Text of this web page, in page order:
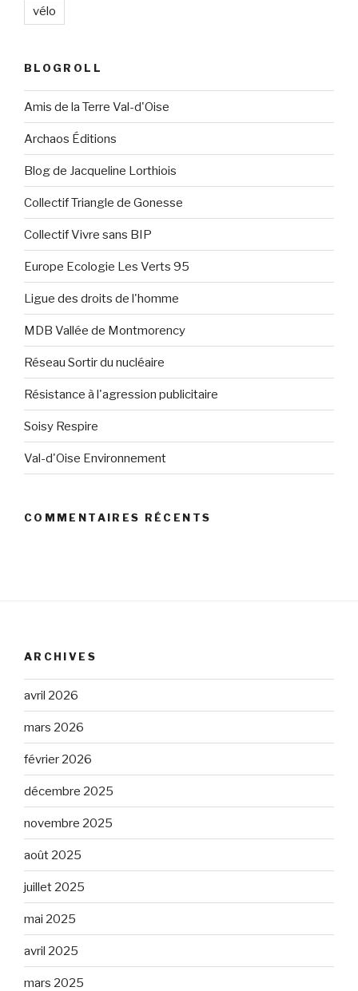
vélo
BLOGROLL
Amis de la Terre Val-d'Oise
Archaos Éditions
Blog de Jacqueline Lorthiois
Collectif Triangle de Gonesse
Collectif Vivre sans BIP
Europe Ecologie Les Verts 95
Ligue des droits de l'homme
MDB Vallée de Montmorency
Réseau Sortir du nucléaire
Résistance à l'agression publicitaire
Soisy Respire
Val-d'Oise Environnement
COMMENTAIRES RÉCENTS
ARCHIVES
avril 2026
mars 2026
février 2026
décembre 2025
novembre 2025
août 2025
juillet 2025
mai 2025
avril 2025
mars 2025